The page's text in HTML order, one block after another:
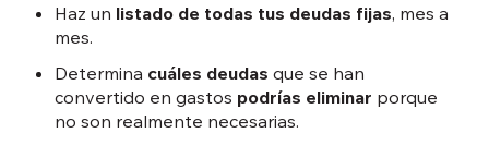
Haz un listado de todas tus deudas fijas, mes a
mes.
Determina cuáles deudas que se han
convertido en gastos podrías eliminar porque
no son realmente necesarias.